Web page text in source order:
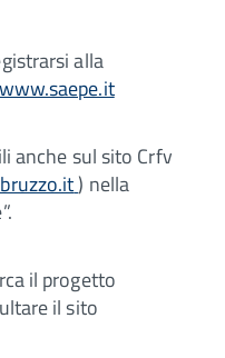
alla
www.saepe.it
anche sul sito Crfv
) nella
il progetto
il sito